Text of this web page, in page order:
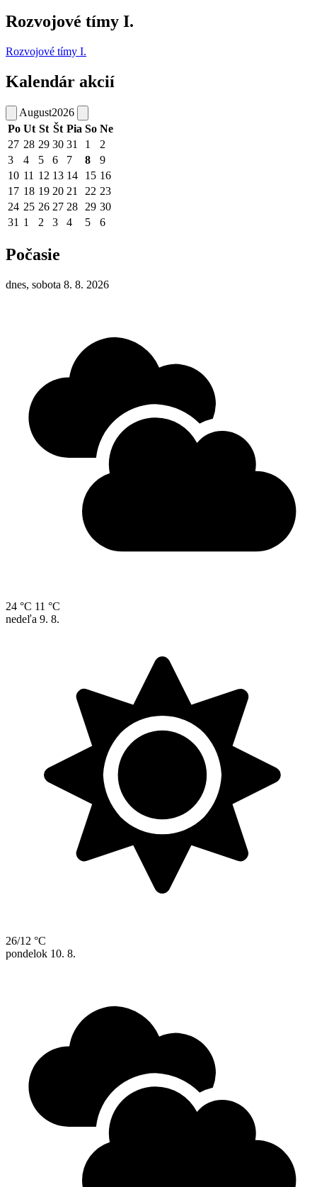
Rozvojové tímy I.
Rozvojové tímy I.
Kalendár akcií
August2026
Po Ut St Št Pia So Ne
27 28 29 30 31 1
2
3
4 5 6 7 8
9
10 11 12 13 14 15 16
17 18 19 20 21 22 23
24 25 26 27 28 29 30
31 1 2 3 4 5 6
Počasie
dnes, sobota 8. 8. 2026
24 °C 11 °C
nedeľa 9. 8.
26/12 °C
pondelok 10. 8.